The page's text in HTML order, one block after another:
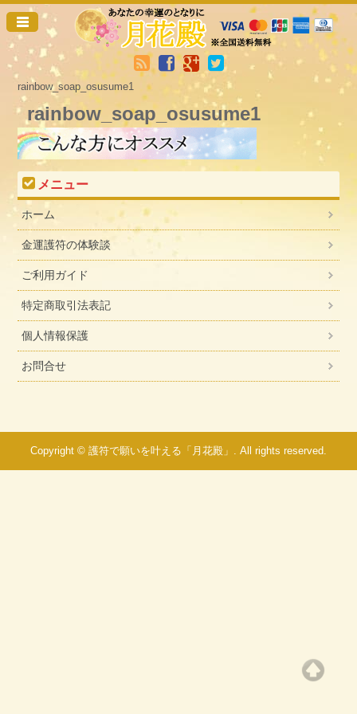
rainbow_soap_osusume1
rainbow_soap_osusume1
メニュー
ホーム
金運護符の体験談
ご利用ガイド
特定商取引法表記
個人情報保護
お問合せ
Copyright © 護符で願いを叶える「月花殿」. All rights reserved.